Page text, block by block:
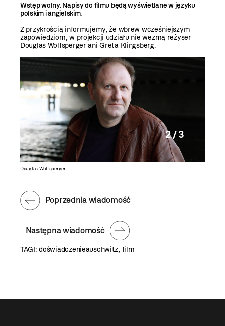
Wstęp wolny. Napisy do filmu będą wyświetlane w języku
polskim i angielskim.
Z przykrością informujemy, że wbrew wcześniejszym
zapowiedziom, w projekcji udziału nie wezmą reżyser
Douglas Wolfsperger ani Greta Klingsberg.
Douglas Wolfsperger
2 / 3
Następna wiadomość
Poprzednia wiadomość
TAGI:doświadczenieauschwitz, film